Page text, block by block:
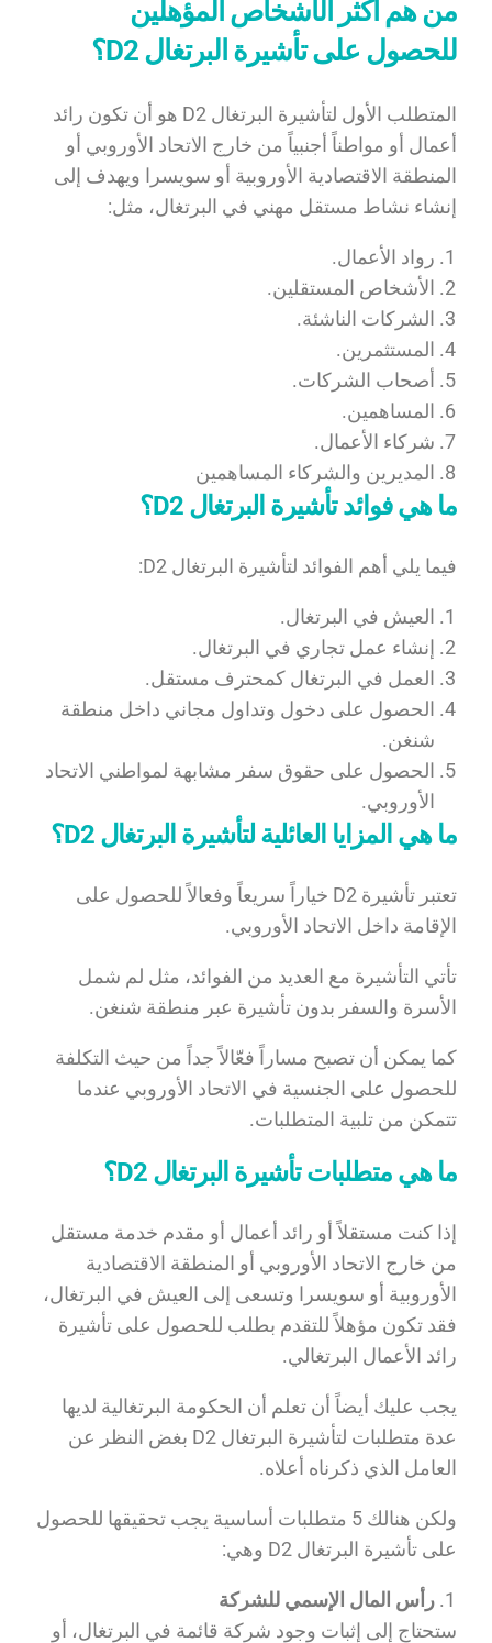
من هم أكثر الأشخاص المؤهلين
للحصول على تأشيرة البرتغال D2؟
المتطلب الأول لتأشيرة البرتغال D2 هو أن تكون رائد
أعمال أو مواطناً أجنبياً من خارج الاتحاد الأوروبي أو
المنطقة الاقتصادية الأوروبية أو سويسرا ويهدف إلى
إنشاء نشاط مستقل مهني في البرتغال، مثل:
رواد الأعمال.
الأشخاص المستقلين.
الشركات الناشئة.
المستثمرين.
أصحاب الشركات.
المساهمين.
شركاء الأعمال.
المديرين والشركاء المساهمين
ما هي فوائد تأشيرة البرتغال D2؟
فيما يلي أهم الفوائد لتأشيرة البرتغال D2:
العيش في البرتغال.
إنشاء عمل تجاري في البرتغال.
العمل في البرتغال كمحترف مستقل.
الحصول على دخول وتداول مجاني داخل منطقة
شنغن.
الحصول على حقوق سفر مشابهة لمواطني الاتحاد
الأوروبي.
ما هي المزايا العائلية لتأشيرة البرتغال D2؟
تعتبر تأشيرة D2 خياراً سريعاً وفعالاً للحصول على
الإقامة داخل الاتحاد الأوروبي.
تأتي التأشيرة مع العديد من الفوائد، مثل لم شمل
الأسرة والسفر بدون تأشيرة عبر منطقة شنغن.
كما يمكن أن تصبح مساراً فعّالاً جداً من حيث التكلفة
للحصول على الجنسية في الاتحاد الأوروبي عندما
تتمكن من تلبية المتطلبات.
ما هي متطلبات تأشيرة البرتغال D2؟
إذا كنت مستقلاً أو رائد أعمال أو مقدم خدمة مستقل
من خارج الاتحاد الأوروبي أو المنطقة الاقتصادية
الأوروبية أو سويسرا وتسعى إلى العيش في البرتغال،
فقد تكون مؤهلاً للتقدم بطلب للحصول على تأشيرة
رائد الأعمال البرتغالي.
يجب عليك أيضاً أن تعلم أن الحكومة البرتغالية لديها
عدة متطلبات لتأشيرة البرتغال D2 بغض النظر عن
العامل الذي ذكرناه أعلاه.
ولكن هنالك 5 متطلبات أساسية يجب تحقيقها للحصول
على تأشيرة البرتغال D2 وهي:
رأس المال الإسمي للشركة
ستحتاج إلى إثبات وجود شركة قائمة في البرتغال، أو